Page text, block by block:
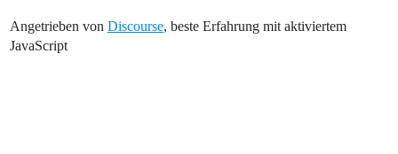
Angetrieben von Discourse, beste Erfahrung mit aktiviertem
JavaScript